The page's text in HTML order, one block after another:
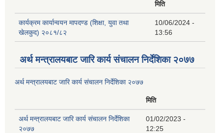
मिति
कार्यक्रम कार्यान्वयन मापदण्ड (शिक्षा, युवा तथा
खेलकुद) २०८१/८२
10/06/2024 -
13:56
अर्थ मन्त्रालयबाट जारि कार्य संचालन निर्देशिका २०७७
अर्थ मन्त्रालयबाट जारि कार्य संचालन निर्देशिका २०७७
मिति
अर्थ मन्त्रालयबाट जारि कार्य संचालन निर्देशिका
२०७७
01/02/2023 -
12:25